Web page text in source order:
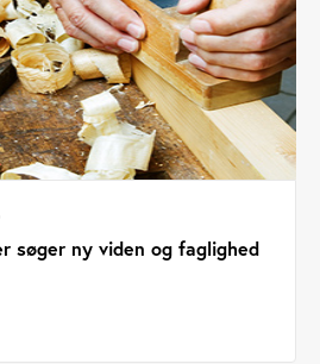
søger ny viden og faglighed